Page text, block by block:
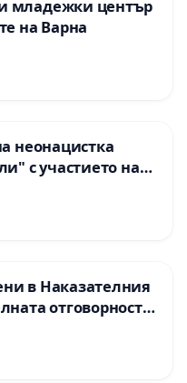
младежки център
на Варна
неонацистка
с участието на
в Наказателния
отговорност
тежки